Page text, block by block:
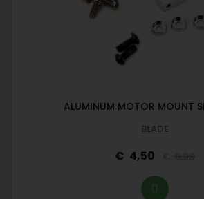
ALUMINUM MOTOR MOUNT
BLADE
4,50 8,99